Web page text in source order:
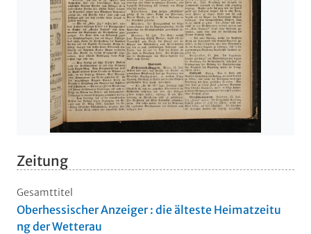
Zeitung
Gesamttitel
Oberhessischer Anzeiger : die älteste Heimatzeitu
ng der Wetterau